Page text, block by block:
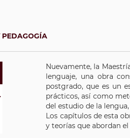
PEDAGOGÍA
Nuevamente, la
lenguaje, una obra
postgrado, que es un
prácticos, así como
del estudio de la
Los capítulos de esta
y teorías que abordan